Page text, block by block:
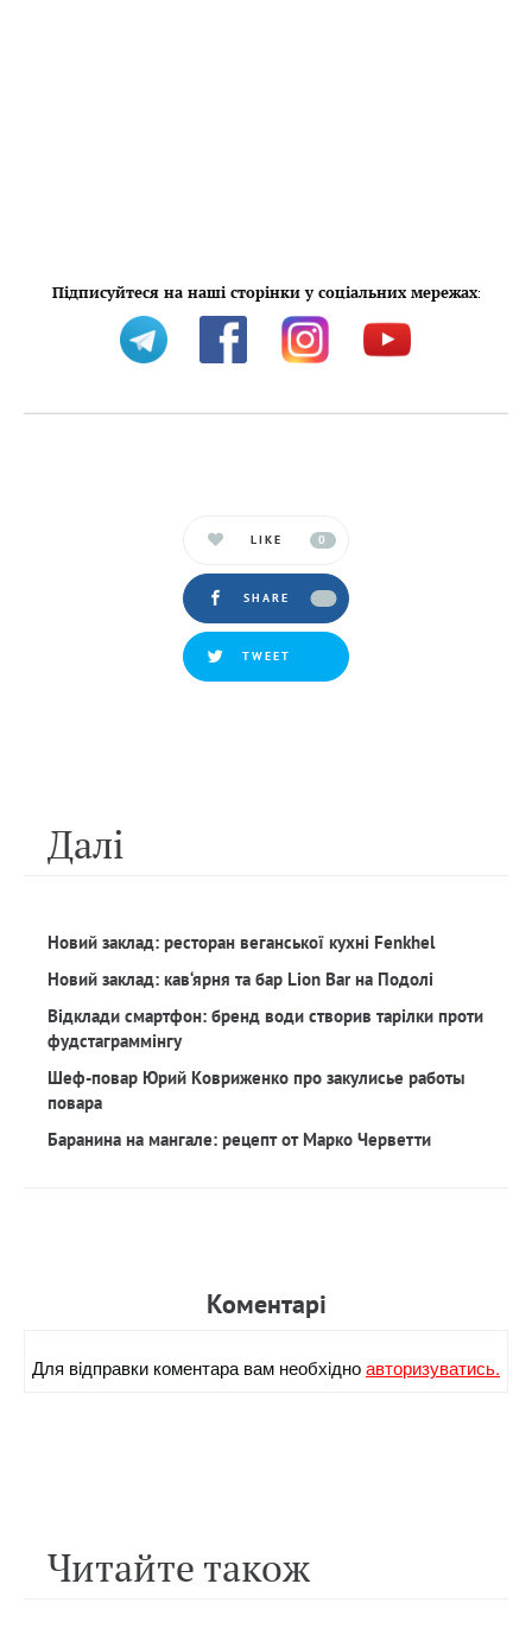
Підписуйтеся на наші сторінки у соціальних мережах:
LIKE 0
SHARE
TWEET
Далi
Новий заклад: ресторан веганської кухні Fenkhel
Новий заклад: кав‘ярня та бар Lion Bar на Подолі
Відклади смартфон: бренд води створив тарілки проти
фудстаграммінгу
Шеф-повар Юрий Ковриженко про закулисье работы
повара
Баранина на мангале: рецепт от Марко Черветти
Коментарi
Для вiдправки коментара вам необхiдноавторизуватись.
Читайте також